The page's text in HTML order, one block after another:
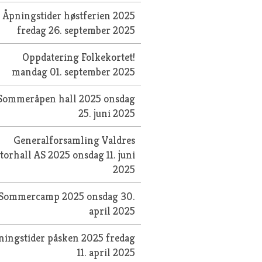
Åpningstider høstferien 2025
fredag 26. september 2025
Oppdatering Folkekortet!
mandag 01. september 2025
hall 2025 onsdag
25. juni 2025
Generalforsamling Valdres
AS 2025 onsdag 11. juni
2025
2025 onsdag 30.
april 2025
påsken 2025fredag
11. april 2025